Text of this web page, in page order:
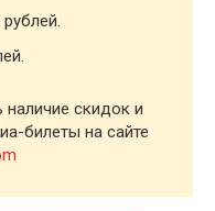
скидок и
билеты на сайте